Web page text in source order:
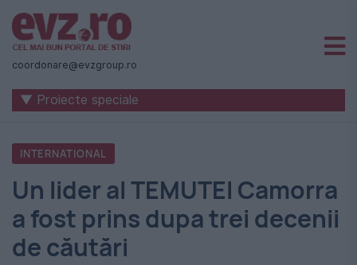
Știri
naționale
internaționale
România
-
Evenimentul
Zilei
coordonare@evzgroup.ro
▼ Proiecte speciale
INTERNATIONAL
Un lider al TEMUTEI Camorra
a fost prins dupa trei decenii
de căutări